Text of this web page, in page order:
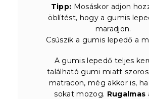
Tipp: Mosáskor adjon
öblítést, hogy a gumis
maradjon.
Csúszik a gumis lepedő a
A gumis lepedő teljes
található gumi miatt
matracon, még akkor is,
sokat mozog. Rugalmas